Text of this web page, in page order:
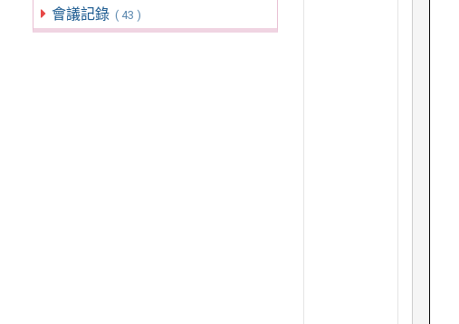
會議記錄 ( 43 )